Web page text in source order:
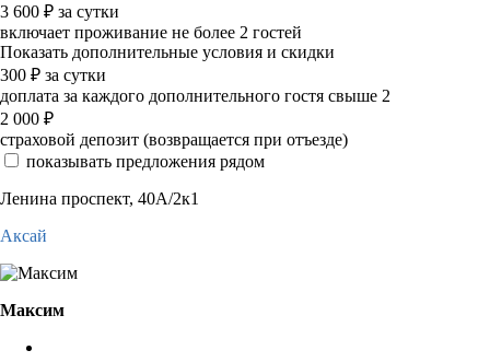
3 600 ₽ за сутки
включает проживание не более 2 гостей
Показать дополнительные условия и скидки
300 ₽ за сутки
доплата за каждого дополнительного гостя свыше 2
2 000 ₽
страховой депозит (возвращается при отъезде)
показывать предложения рядом
Ленина проспект, 40А/2к1
Аксай
Максим